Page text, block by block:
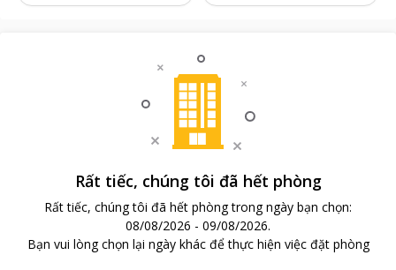
Rất tiếc, chúng tôi đã hết phòng
Rất tiếc, chúng tôi đã hết phòng trong ngày bạn chọn:
08/08/2026 - 09/08/2026.
Bạn vui lòng chọn lại ngày khác để thực hiện việc đặt phòng